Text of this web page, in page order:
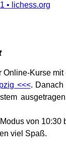
• lichess.org
Kurse
<<<. Danach
von
viel Spaß.